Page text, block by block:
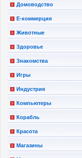
Домоводство
Е-коммерция
Животные
Здоровье
Знакомства
Игры
Индустрия
Компьютеры
Корабль
Красота
Магазины